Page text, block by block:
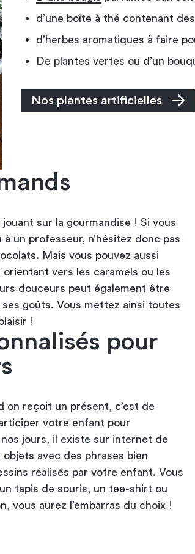
d’une boîte à thé contenant
d’herbes aromatiques à faire
De plantes vertes ou d’un
Nos plantes artificielles
sur la gourmandise ! Si vous
à un professeur, n’hésitez donc pas
Mais vous pouvez aussi
vers les caramels ou les
douceurs peut également être
goûts. Vous mettez ainsi toutes
!
pour
on reçoit un présent, c’est de
votre enfant pour
jours, il existe sur internet de
avec des phrases bien
réalisés par votre enfant. Vous
tapis de souris, un tee-shirt ou
vous aurez l’embarras du choix !